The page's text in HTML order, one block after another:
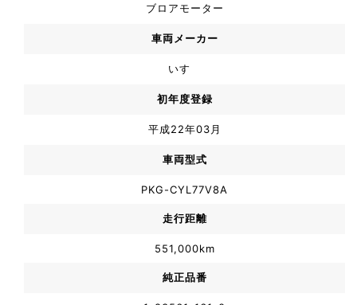
ブロアモーター
車両メーカー
いすゞ
初年度登録
平成22年03月
車両型式
PKG-CYL77V8A
走行距離
551,000km
純正品番